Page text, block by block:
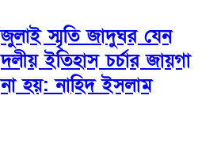
জুলাই স্মৃতি জাদুঘর যেন
দলীয় ইতিহাস চর্চার জায়গা
না হয়: নাহিদ ইসলাম